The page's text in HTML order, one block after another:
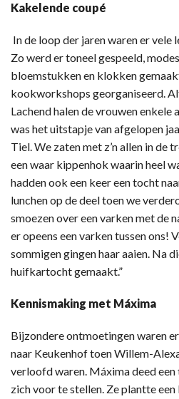
Kakelende coupé
In de loop der jaren waren er vele
Zo werd er toneel gespeeld,
bloemstukken en klokken
kookworkshops georganiseerd.
Lachend halen de vrouwen enkele
was het uitstapje van afgelopen
Tiel. We zaten met z’n allen in de
een waar kippenhok waarin heel
hadden ook een keer een tocht
lunchen op de deel toen we
smoezen over een varken met de
er opeens een varken tussen ons!
sommigen gingen haar aaien. Na
huifkartocht gemaakt.”
Kennismaking met Máxima
Bijzondere ontmoetingen waren
naar Keukenhof toen Willem-
verloofd waren. Máxima deed
zich voor te stellen. Ze plantte